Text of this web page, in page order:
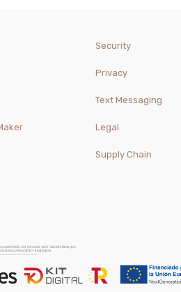
Security
Privacy
Text Messaging
Legal
Supply Chain